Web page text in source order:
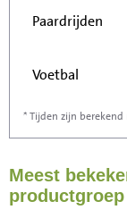
Paardrijden
Voetbal
Stofzuigen
Strijken
* Tijden zijn
Meest